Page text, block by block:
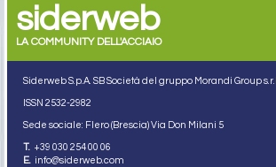
siderweb
LA COMMUNITY DELL'ACCIAIO
Siderweb S.p.A. SB Società del gruppo Morandi Group s.r.l.
ISSN 2532-2982
Sede sociale: Flero (Brescia) Via Don Milani 5
T. +39 030 254 00 06
E. info@siderweb.com